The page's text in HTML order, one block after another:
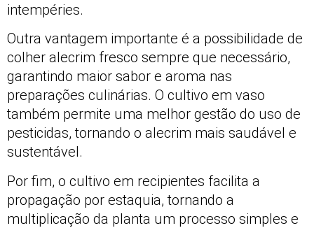
intempéries.
Outra vantagem importante é a possibilidade de
colher alecrim fresco sempre que necessário,
garantindo maior sabor e aroma nas
preparações culinárias. O cultivo em vaso
também permite uma melhor gestão do uso de
pesticidas, tornando o alecrim mais saudável e
sustentável.
Por fim, o cultivo em recipientes facilita a
propagação por estaquia, tornando a
multiplicação da planta um processo simples e